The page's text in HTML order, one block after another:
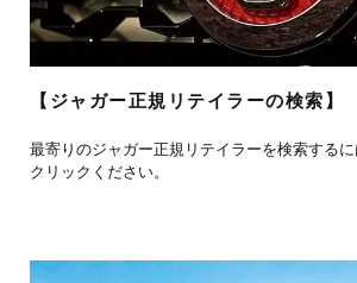
【ジャガー正規リテイラーの検索】
最寄りのジャガー正規リテイラーを検索する
クリックください。